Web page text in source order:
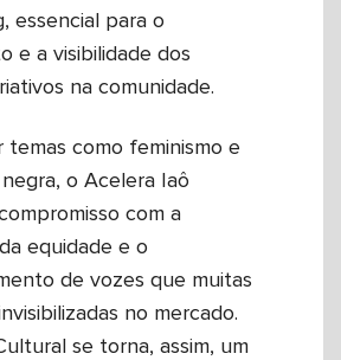
essencial para o
e a visibilidade dos
na comunidade.
temas como feminismo e
o Acelera Iaô
com a
equidade e o
de vozes que muitas
no mercado.
se torna, assim, um